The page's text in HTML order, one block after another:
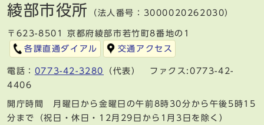
綾部市役所 （法人番号：3000020262030）
〒623-8501 京都府綾部市若竹町8番地の1
各課直通ダイアル
交通アクセス
電話： 0773-42-3280
（代表） ファクス:0773-42-
4406
開庁時間 月曜日から金曜日の午前8時30分から午後5時15
分まで（祝日・休日・12月29日から1月3日を除く）